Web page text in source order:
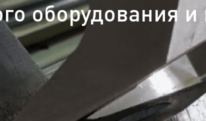
оборудования